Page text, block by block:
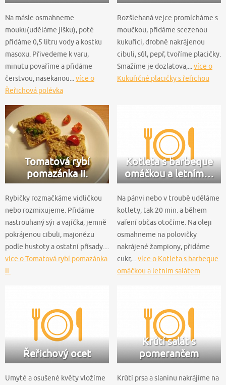
Na másle osmahneme
mouku(uděláme jíšku), poté
přídáme 0,5 litru vody a kostku
masoxu. Přivedeme k varu,
minutu povaříme a přidáme
čerstvou, nasekanou...více o
Řeřichová polévka
Rozšlehaná vejce promícháme s
moučkou, přidáme scezenou
kukuřici, drobně nakrájenou
cibuli, sůl, pepř, tvoříme placičky.
Smažíme je dozlatova,...více o
Kukuřičné placičky s řeřichou
Tomatová rybí
pomazánka II.
Rybičky rozmačkáme vidličkou
nebo rozmixujeme. Přidáme
nastrouhaný sýr a vajíčka, jemně
pokrájenou cibuli, majonézu
podle hustoty a ostatní přísady....
více o Tomatová rybí pomazánka
II.
Kotleta s barbeque
omáčkou a letním…
Na pánvi nebo v troubě uděláme
kotlety, tak 20 min. a během
vaření občas otočíme. Na oleji
osmahneme na polovičky
nakrájené žampiony, přidáme
cukr,... více o Kotleta s barbeque
omáčkou a letním salátem
Řeřichový ocet
Umyté a osušené květy vložíme
Krůtí salát s
pomerančem
Krůtí prsa a slaninu nakrájíme na